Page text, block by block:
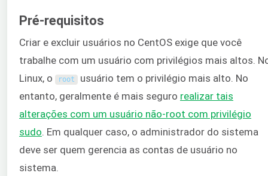
Pré-requisitos
Criar e excluir usuários no CentOS exige que você
trabalhe com um usuário com privilégios mais altos.
Linux, o
root usuário tem o privilégio mais alto. No
entanto, geralmente é mais seguro realizar tais
alterações com um usuário não-root com privilégio
sudo. Em qualquer caso, o administrador do sistema
deve ser quem gerencia as contas de usuário no
sistema.